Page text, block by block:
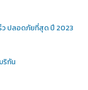
ร็ว ปลอดภัยที่สุด ปี 2023
ริกัน